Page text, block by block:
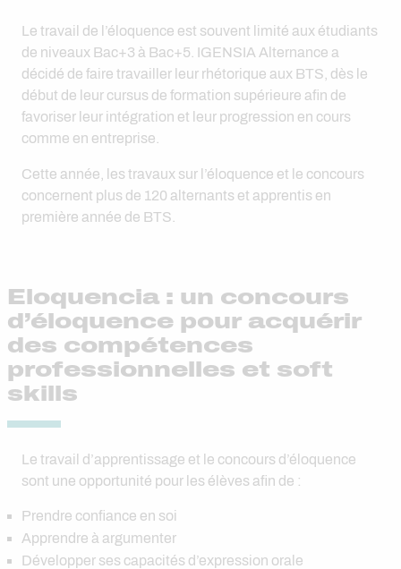
Le travail de l’éloquence est souvent limité aux étudiants
de niveaux Bac+3 à Bac+5. IGENSIA Alternance a
décidé de faire travailler leur rhétorique aux BTS, dès le
début de leur cursus de formation supérieure afin de
favoriser leur intégration et leur progression en cours
comme en entreprise.
Cette année, les travaux sur l’éloquence et le concours
concernent plus de 120 alternants et apprentis en
première année de BTS.
Eloquencia : un concours
d’éloquence pour acquérir
des compétences
professionnelles et soft
skills
Le travail d’apprentissage et le concours d’éloquence
sont une opportunité pour les élèves afin de :
Prendre confiance en soi
Apprendre à argumenter
Développer ses capacités d’expression orale